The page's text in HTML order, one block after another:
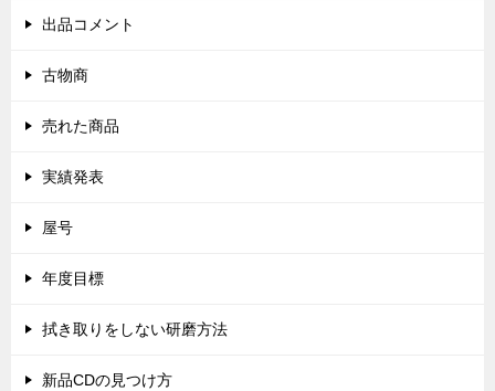
出品コメント
古物商
売れた商品
実績発表
屋号
年度目標
拭き取りをしない研磨方法
新品CDの見つけ方